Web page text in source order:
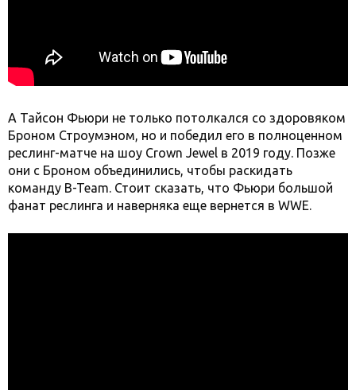
А Тайсон Фьюри не только потолкался со здоровяком
Броном Строумэном, но и победил его в полноценном
реслинг-матче на шоу Crown Jewel в 2019 году. Позже
они с Броном объединились, чтобы раскидать
команду B-Team. Стоит сказать, что Фьюри большой
фанат реслинга и наверняка еще вернется в WWE.